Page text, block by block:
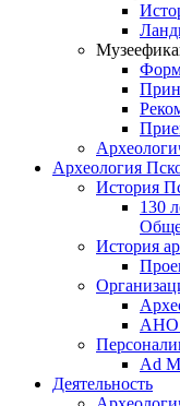
Археология
История
130
История
АНО
Ad
Деятельность